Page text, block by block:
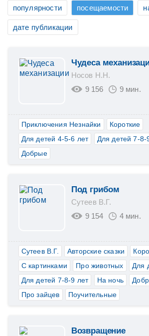
популярности посещаемости
дате публикации
Чудеса
Носов Н.Н.
9 156
9 мин.
Приключения Незнайки
Короткие
Для детей 4-5-6 лет
Для детей 7-8-
Добрые
Под грибом
Сутеев В.Г.
9 154
4 мин.
Сутеев В.Г. Авторские сказки
С картинками
Про животных
Для
Для детей 7-8-9 лет
На ночь
Про зайцев
Поучительные
Возвращение